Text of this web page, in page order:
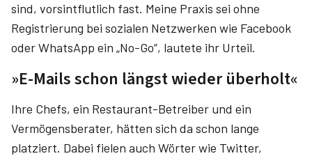
sind, vorsintflutlich fast. Meine Praxis sei ohne
Registrierung bei sozialen Netzwerken wie Facebook
oder WhatsApp ein „No-Go“, lautete ihr Urteil.
»E-Mails schon längst wieder überholt«
Ihre Chefs, ein Restaurant-Betreiber und ein
Vermögensberater, hätten sich da schon lange
platziert. Dabei fielen auch Wörter wie Twitter,